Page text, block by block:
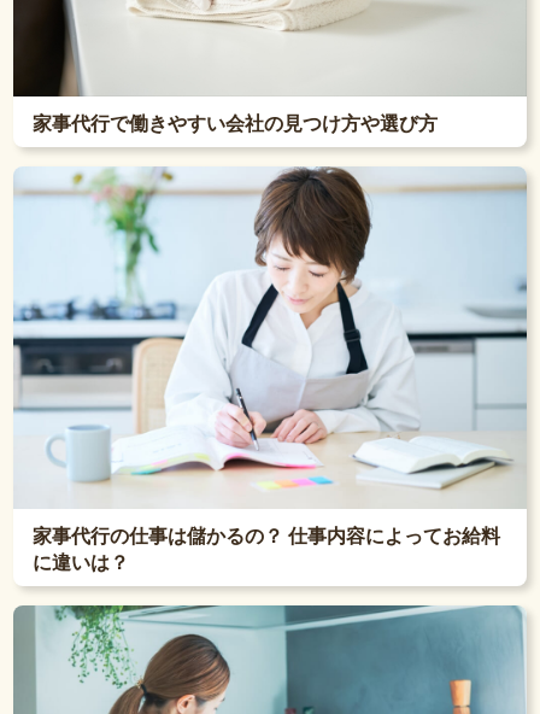
家事代行で働きやすい会社の見つけ方や選び方
家事代行の仕事は儲かるの？ 仕事内容によってお給料
に違いは？